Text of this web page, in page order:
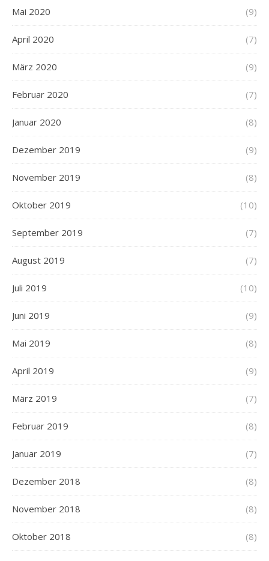
Mai 2020 (9)
April 2020 (7)
März 2020 (9)
Februar 2020 (7)
Januar 2020 (8)
Dezember 2019 (9)
November 2019 (8)
Oktober 2019 (10)
September 2019 (7)
August 2019 (7)
Juli 2019 (10)
Juni 2019 (9)
Mai 2019 (8)
April 2019 (9)
März 2019 (7)
Februar 2019 (8)
Januar 2019 (7)
Dezember 2018 (8)
November 2018 (8)
Oktober 2018 (8)